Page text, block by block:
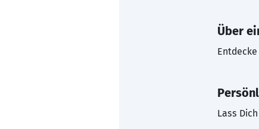
Über
Lass